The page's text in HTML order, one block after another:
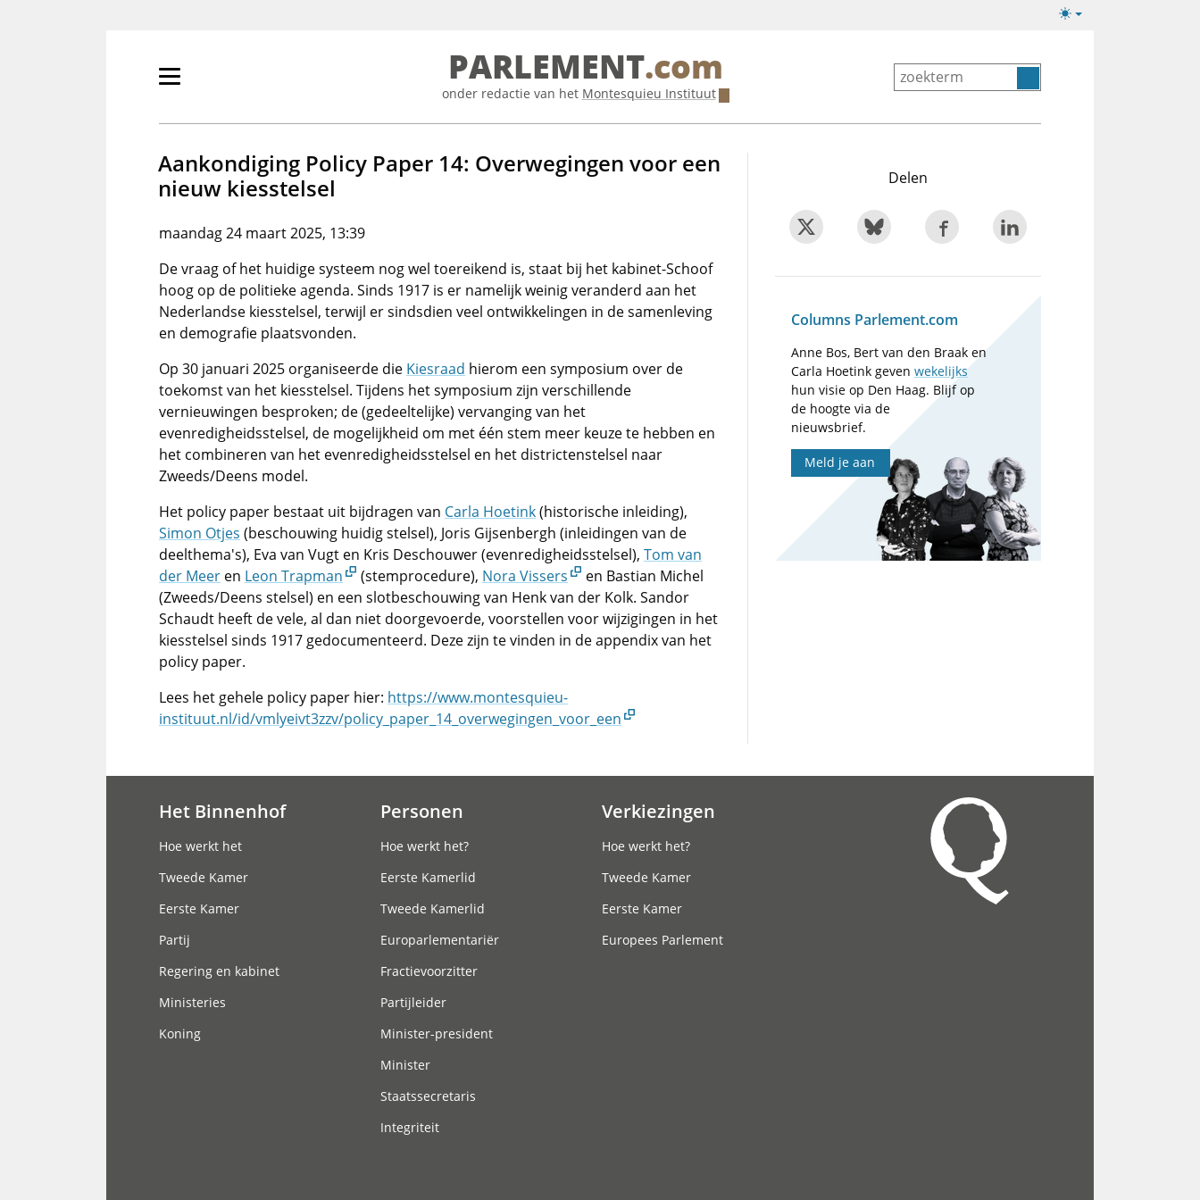
Lichte/donkere
Primair
tonen/verbergen
PARLEMENT.com
onder redactie van het Montesquieu Instituut
Aankondiging Policy Paper 14: Overwegingen voor een
nieuw kiesstelsel
maandag 24 maart 2025, 13:39
De vraag of het huidige systeem nog wel toereikend is, staat bij het kabinet-Schoof
hoog op de politieke agenda. Sinds 1917 is er namelijk weinig veranderd aan het
Nederlandse kiesstelsel, terwijl er sindsdien veel ontwikkelingen in de samenleving
en demografie plaatsvonden.
Op 30 januari 2025 organiseerde die Kiesraad hierom een symposium over de
toekomst van het kiesstelsel. Tijdens het symposium zijn verschillende
vernieuwingen besproken; de (gedeeltelijke) vervanging van het
evenredigheidsstelsel, de mogelijkheid om met één stem meer keuze te hebben en
het combineren van het evenredigheidsstelsel en het districtenstelsel naar
Zweeds/Deens model.
Het policy paper bestaat uit bijdragen van Carla Hoetink(historische inleiding),
Simon Otjes (beschouwing huidig stelsel), Joris Gijsenbergh (inleidingen van de
deelthema's), Eva van Vugt en Kris Deschouwer (evenredigheidsstelsel), Tom van
der Meer en Leon Trapman (stemprocedure), Nora Vissers
en Bastian Michel
(Zweeds/Deens stelsel) en een slotbeschouwing van Henk van der Kolk. Sandor
Schaudt heeft de vele, al dan niet doorgevoerde, voorstellen voor wijzigingen in het
kiesstelsel sinds 1917 gedocumenteerd. Deze zijn te vinden in de appendix van het
policy paper.
Lees het gehele policy paper hier: https://www.montesquieu-
instituut.nl/id/vmlyeivt3zzv/policy_paper_14_overwegingen_voor_een
Delen
Columns Parlement.com
Anne Bos, Bert van den Braak en
Carla Hoetink gevenwekelijks
hun visie op Den Haag. Blijf op
de hoogte via de
nieuwsbrief.
Meld je aan
Het Binnenhof
Hoe werkt het
Tweede Kamer
Eerste Kamer
Partij
Regering en kabinet
Ministeries
Koning
Personen
Hoe werkt het?
Eerste Kamerlid
Tweede Kamerlid
Europarlementariër
Fractievoorzitter
Partijleider
Minister-president
Minister
Staatssecretaris
Integriteit
Verkiezingen
Hoe werkt het?
Tweede Kamer
Eerste Kamer
Europees Parlement